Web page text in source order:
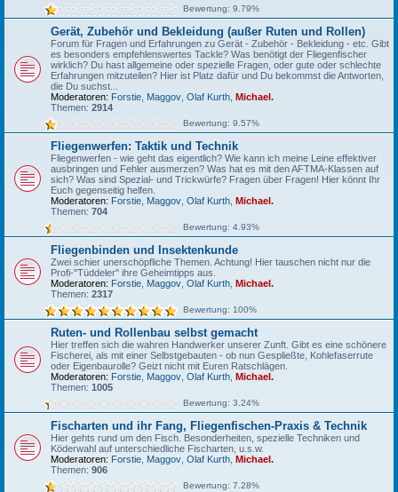
Bewertung: 9.79%
Gerät, Zubehör und Bekleidung (außer Ruten und Rollen)
Forum für Fragen und Erfahrungen zu Gerät - Zubehör - Bekleidung - etc. Gibt
es besonders empfehlenswertes Tackle? Was benötigt der Fliegenfischer
wirklich? Du hast allgemeine oder spezielle Fragen, oder gute oder schlechte
Erfahrungen mitzuteilen? Hier ist Platz dafür und Du bekommst die Antworten,
die Du suchst...
Moderatoren: Forstie Maggov Olaf Kurth
Michael.
Themen: 2914
Bewertung: 9.57%
Fliegenwerfen: Taktik und Technik
Fliegenwerfen - wie geht das eigentlich? Wie kann ich meine Leine effektiver
ausbringen und Fehler ausmerzen? Was hat es mit den AFTMA-Klassen auf
sich? Was sind Spezial- und Trickwürfe? Fragen über Fragen! Hier könnt Ihr
Euch gegenseitig helfen.
Moderatoren: Forstie Maggov Olaf Kurth
Michael.
Themen: 704
Bewertung: 4.93%
Fliegenbinden und Insektenkunde
Zwei schier unerschöpfliche Themen. Achtung! Hier tauschen nicht nur die
Profi-"Tüddeler" ihre Geheimtipps aus.
Moderatoren: Forstie Maggov Olaf Kurth
Michael.
Themen: 2317
Bewertung: 100%
Ruten- und Rollenbau selbst gemacht
Hier treffen sich die wahren Handwerker unserer Zunft. Gibt es eine schönere
Fischerei, als mit einer Selbstgebauten - ob nun Gespließte, Kohlefaserrute
oder Eigenbaurolle? Geizt nicht mit Euren Ratschlägen.
Moderatoren: Forstie Maggov Olaf Kurth
Michael.
Themen: 1005
Bewertung: 3.24%
Fischarten und ihr Fang, Fliegenfischen-Praxis & Technik
Hier gehts rund um den Fisch. Besonderheiten, spezielle Techniken und
Köderwahl auf unterschiedliche Fischarten, u.s.w.
Moderatoren: Forstie Maggov Olaf Kurth
Michael.
Themen: 906
Bewertung: 7.28%